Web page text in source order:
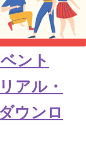
ント
アル・
ウンロ